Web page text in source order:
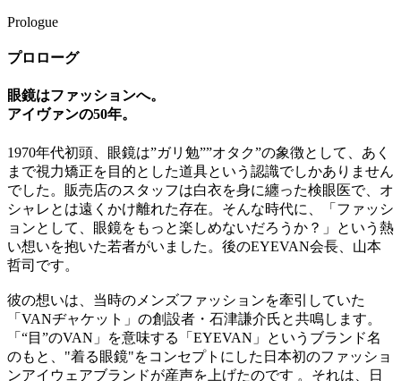
Prologue
プロローグ
眼鏡はファッションへ。
アイヴァンの50年。
1970年代初頭、眼鏡は”ガリ勉””オタク”の象徴として、あく
まで視力矯正を目的とした道具という認識でしかありません
でした。販売店のスタッフは白衣を身に纏った検眼医で、オ
シャレとは遠くかけ離れた存在。そんな時代に、「ファッシ
ョンとして、眼鏡をもっと楽しめないだろうか？」という熱
い想いを抱いた若者がいました。後のEYEVAN会長、山本
哲司です。
彼の想いは、当時のメンズファッションを牽引していた
「VANヂャケット」の創設者・石津謙介氏と共鳴します。
「“目”のVAN」を意味する「EYEVAN」というブランド名
のもと、"着る眼鏡"をコンセプトにした日本初のファッショ
ンアイウェアブランドが産声を上げたのです 。それは、日